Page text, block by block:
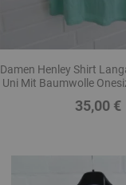
Damen Henley Shirt
Uni Mit Baumwolle
Preis
35,00 €